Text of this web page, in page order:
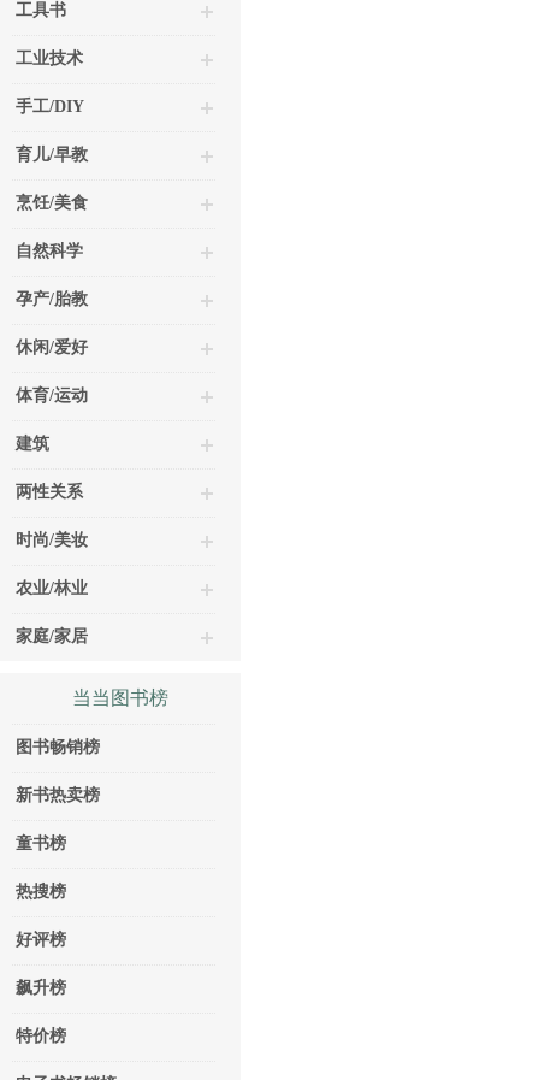
工具书
工业技术
手工/DIY
育儿/早教
烹饪/美食
自然科学
孕产/胎教
休闲/爱好
体育/运动
建筑
两性关系
时尚/美妆
农业/林业
家庭/家居
当当图书榜
图书畅销榜
新书热卖榜
童书榜
热搜榜
好评榜
飙升榜
特价榜